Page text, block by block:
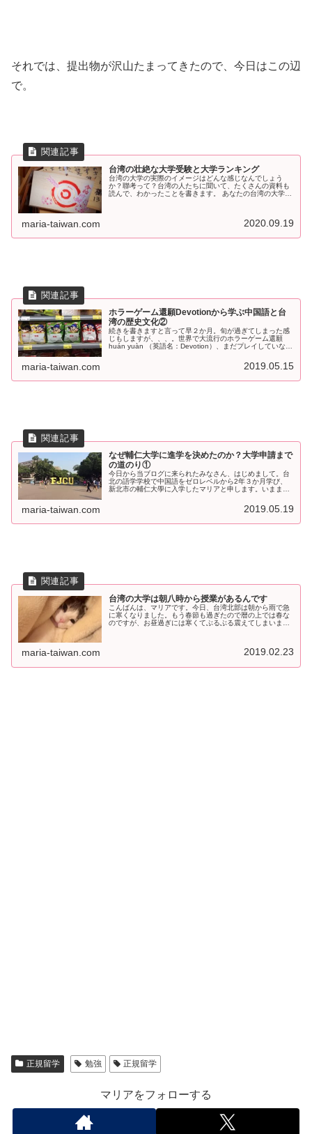
それでは、提出物が沢山たまってきたので、今日はこの辺
で。
台湾の壮絶な大学受験と大学ランキング
台湾の大学の実際のイメージはどんな感じなんでしょう
か？聯考って？台湾の人たちに聞いて、たくさんの資料も
読んで、わかったことを書きます。 あなたの台湾の大学に
maria-taiwan.com 2020.09.19
ホラーゲーム還願Devotionから学ぶ中国語と台
湾の歴史文化②
続きを書きますと言って早２か月。旬が過ぎてしまった感
じもしますが、、、。世界で大流行のホラーゲーム還願
huán yuàn （英語名：Devotion）、まだプレイしていない
maria-taiwan.com 2019.05.15
なぜ輔仁大学に進学を決めたのか？大学申請まで
の道のり①
今日から当ブログに来られたみなさん、はじめまして。台
北の語学学校で中国語をゼロレベルから2年３か月学び、
新北市の輔仁大學に入学したマリアと申します。いままで
maria-taiwan.com 2019.05.19
台湾の大学は朝八時から授業があるんです
こんばんは、マリアです。今日、台湾北部は朝から雨で急
に寒くなりました。もう春節も過ぎたので暦の上では春な
のですが、お昼過ぎには寒くてぶるぶる震えてしまいまし
maria-taiwan.com 2019.02.23
正規留学 勉強 正規留学
マリアをフォローする